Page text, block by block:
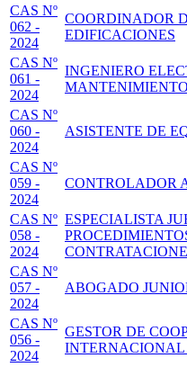
CAS Nº
062 -
2024
COORDINADOR
EDIFICACIONES
CAS Nº
061 -
2024
INGENIERO
MANTENIMIENTO
CAS Nº
060 -
2024
ASISTENTE DE
CAS Nº
059 -
2024
CONTROLADOR
CAS Nº
058 -
2024
ESPECIALISTA
CAS Nº
057 -
2024
ABOGADO
CAS Nº
056 -
2024
GESTOR DE
INTERNACIONAL